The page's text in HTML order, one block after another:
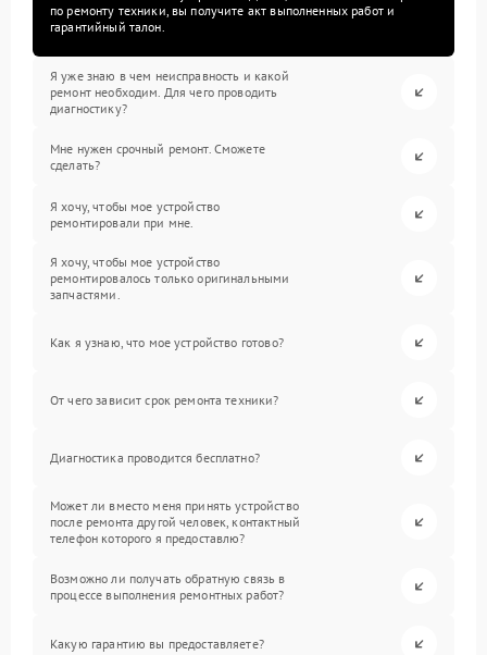
по ремонту техники, вы получите акт выполненных работ и
гарантийный талон.
Я уже знаю в чем неисправность и какой
ремонт необходим. Для чего проводить
диагностику?
Мне нужен срочный ремонт. Сможете
сделать?
Я хочу, чтобы мое устройство
ремонтировали при мне.
Я хочу, чтобы мое устройство
ремонтировалось только оригинальными
запчастями.
Как я узнаю, что мое устройство готово?
От чего зависит срок ремонта техники?
Диагностика проводится бесплатно?
Может ли вместо меня принять устройство
после ремонта другой человек, контактный
телефон которого я предоставлю?
Возможно ли получать обратную связь в
процессе выполнения ремонтных работ?
Какую гарантию вы предоставляете?